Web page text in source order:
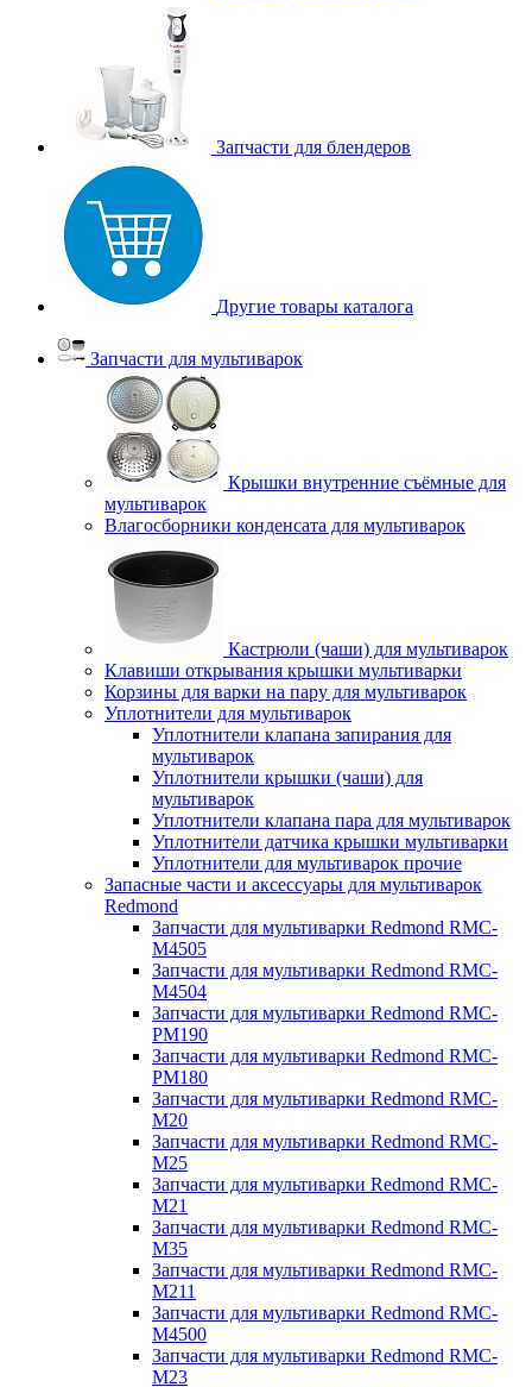
Запчасти для блендеров
Другие товары каталога
Запчасти для мультиварок
Крышки внутренние съёмные для
мультиварок
Влагосборники конденсата для мультиварок
Кастрюли (чаши) для мультиварок
Клавиши открывания крышки мультиварки
Корзины для варки на пару для мультиварок
Уплотнители для мультиварок
Уплотнители клапана запирания для
мультиварок
Уплотнители крышки (чаши) для
мультиварок
Уплотнители клапана пара для мультиварок
Уплотнители датчика крышки мультиварки
Уплотнители для мультиварок прочие
Запасные части и аксессуары для мультиварок
Redmond
Запчасти для мультиварки Redmond RMC-
M4505
Запчасти для мультиварки Redmond RMC-
M4504
Запчасти для мультиварки Redmond RMC-
PM190
Запчасти для мультиварки Redmond RMC-
PM180
Запчасти для мультиварки Redmond RMC-
M20
Запчасти для мультиварки Redmond RMC-
M25
Запчасти для мультиварки Redmond RMC-
M21
Запчасти для мультиварки Redmond RMC-
M35
Запчасти для мультиварки Redmond RMC-
M211
Запчасти для мультиварки Redmond RMC-
M4500
Запчасти для мультиварки Redmond RMC-
M23